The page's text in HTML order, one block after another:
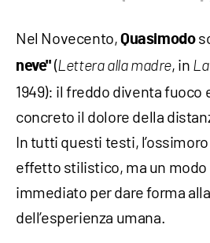
Nel Novecento, Quasimodo
neve" (Lettera alla madre, in
1949): il freddo diventa fuoco
concreto il dolore della
In tutti questi testi,
effetto stilistico, ma un
immediato per dare forma
dell’esperienza umana.